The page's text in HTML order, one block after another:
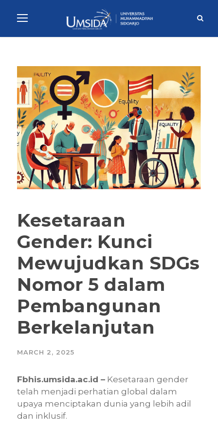
Kesetaraan
Gender: Kunci
Mewujudkan SDGs
Nomor 5 dalam
Pembangunan
Berkelanjutan
MARCH 2, 2025
Fbhis.umsida.ac.id – Kesetaraan gender
telah menjadi perhatian global dalam
upaya menciptakan dunia yang lebih adil
dan inklusif.